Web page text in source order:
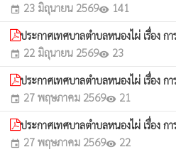
event 23 มิถุนายน 2569visibility 141
ประกาศเทศบาลตำบลหนองไผ่ เรื่อง
event 22 มิถุนายน 2569visibility 23
ประกาศเทศบาลตำบลหนองไผ่ เรื่อง
event 27 พฤษภาคม 2569visibility 21
ประกาศเทศบาลตำบลหนองไผ่ เรื่อง
event 27 พฤษภาคม 2569visibility 22